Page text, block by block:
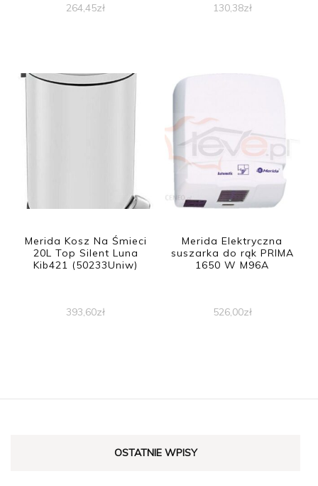
264,45zł
130,38zł
Merida Kosz Na Śmieci
20L Top Silent Luna
Kib421 (50233Uniw)
393,60zł
Merida Elektryczna
suszarka do rąk PRIMA
1650 W M96A
526,00zł
OSTATNIE WPISY